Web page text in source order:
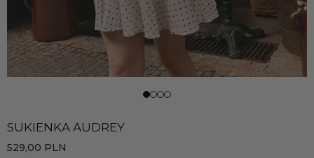
SUKIENKA AUDREY
529,00 PLN